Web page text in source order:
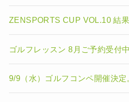
ZENSPORTS CUP VOL.10 結
ゴルフレッスン 8月ご予約受付中
9/9（水）ゴルフコンペ開催決定